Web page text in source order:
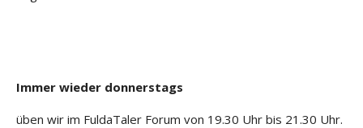
Immer wieder donnerstags
üben wir im FuldaTaler Forum von 19.30 Uhr bis 21.30 Uhr.